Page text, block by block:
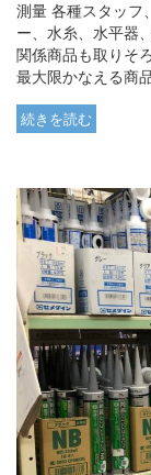
測量 各種スタッフ
ー、水糸、水平器
関係商品も取りそ
最大限かなえる商
続きを読む